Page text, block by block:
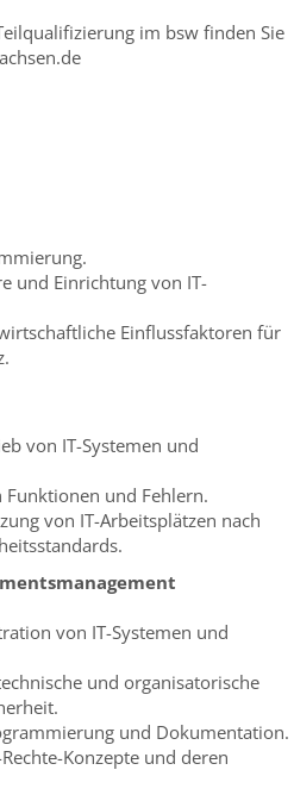
im bsw finden Sie
und Einrichtung von IT-
Einflussfaktoren für
von IT-Systemen und
Funktionen und Fehlern.
von IT-Arbeitsplätzen nach
von IT-Systemen und
und organisatorische
und Dokumentation.
Konzepte und deren